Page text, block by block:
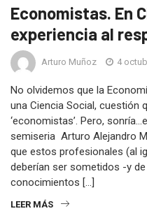
Economistas. En
experiencia al
Arturo Muñoz 4
No olvidemos que la
una Ciencia Social, cuestión
‘economistas’. Pero,
semiseria Arturo Alejandro
que estos profesionales (al
deberían ser sometidos -y
conocimientos […]
LEER MÁS